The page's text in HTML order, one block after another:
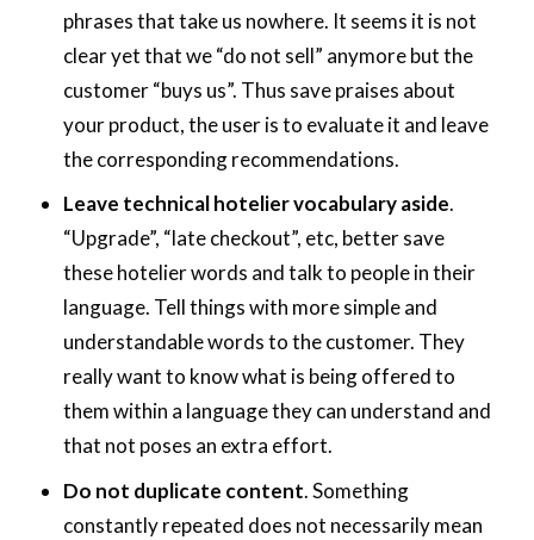
phrases that take us nowhere. It seems it is not
clear yet that we “do not sell” anymore but the
customer “buys us”. Thus save praises about
your product, the user is to evaluate it and leave
the corresponding recommendations.
Leave technical hotelier vocabulary aside.
“Upgrade”, “late checkout”, etc, better save
these hotelier words and talk to people in their
language. Tell things with more simple and
understandable words to the customer. They
really want to know what is being offered to
them within a language they can understand and
that not poses an extra effort.
Do not duplicate content. Something
constantly repeated does not necessarily mean